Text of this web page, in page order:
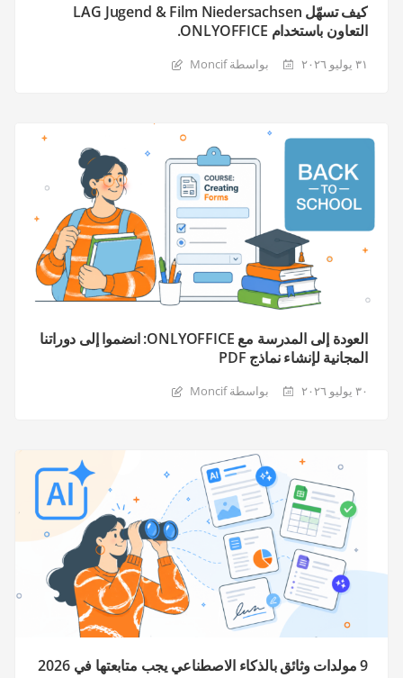
كيف تسهّل LAG Jugend & Film Niedersachsen
التعاون باستخدام ONLYOFFICE.
٣١ يوليو ٢٠٢٦ بواسطة Moncif
العودة إلى المدرسة مع ONLYOFFICE: انضموا إلى دوراتنا
المجانية لإنشاء نماذج PDF
٣٠ يوليو ٢٠٢٦ بواسطة Moncif
9 مولدات وثائق بالذكاء الاصطناعي يجب متابعتها في 2026